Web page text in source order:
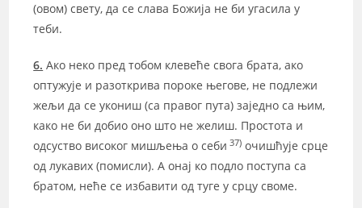
(овом) свету, да се слава Божија не би угасила у
теби.
6. Ако неко пред тобом клевеће свога брата, ако
оптужује и разоткрива пороке његове, не подлежи
жељи да се укониш (са правог пута) заједно са њим,
како не би добио оно што не желиш. Простота и
одсуство високог мишљења о себи 37) очишћује срце
од лукавих (помисли). А онај ко подло поступа са
братом, неће се избавити од туге у срцу своме.